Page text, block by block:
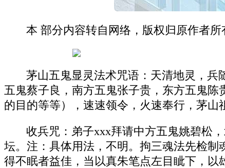
本 部分内容转自网络，版权归原作者
茅山五鬼显灵法术咒语：天清地灵，兵
五鬼蔡子良，南方五鬼张子贵，东方五鬼
的目的等等），速速领令，火速奉行，茅山
收兵咒：弟子xxx拜请中方五鬼姚碧松
坛。注：具体用法，不明。拘三魂法先检制
得不眠者益佳，当以真朱笔点左目眦下，以